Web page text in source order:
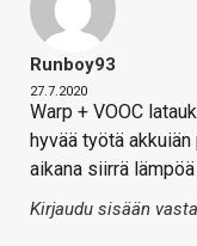
Runboy93
27.7.2020
Warp + VOOC
hyvää työtä
aikana siirrä
Kirjaudu sisään